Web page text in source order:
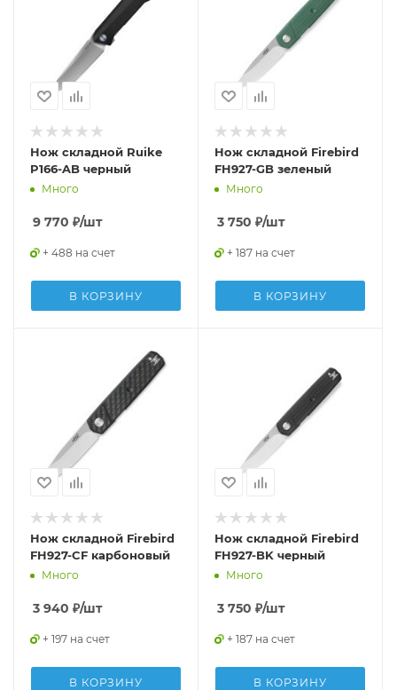
Нож складной Ruike
P166-AB черный
Много
9 770 ₽/шт
+ 488 на счет
В КОРЗИНУ
Нож складной Firebird
FH927-GB зеленый
Много
3 750 ₽/шт
+ 187 на счет
В КОРЗИНУ
Нож складной Firebird
FH927-CF карбоновый
Много
3 940 ₽/шт
+ 197 на счет
В КОРЗИНУ
Нож складной Firebird
FH927-BK черный
Много
3 750 ₽/шт
+ 187 на счет
В КОРЗИНУ